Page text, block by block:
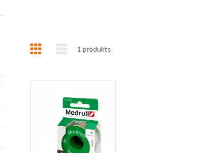
Režģis Saraksts
1 produkts